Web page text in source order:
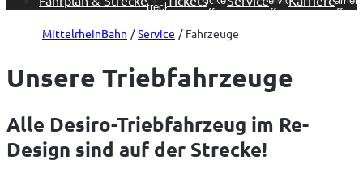
Strecke
öffnen
öffnen
öffnen
MittelrheinBahn Service Fahrzeuge
Unsere Triebfahrzeuge
Alle Desiro-Triebfahrzeug im Re-
Design sind auf der Strecke!